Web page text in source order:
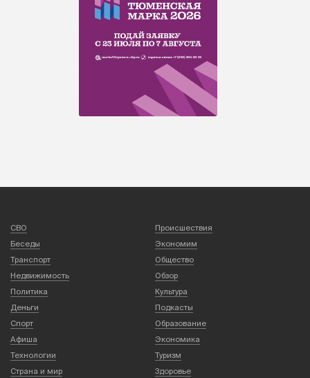
СВО
Происшествия
Беседы
Экономим
Транспорт
Общество
Недвижимость
Обзор
Политика
Культура
Деньги
Подкасты
Спорт
Образование
Афиша
Экономика
Технологии
Туризм
Страна и мир
Здоровье